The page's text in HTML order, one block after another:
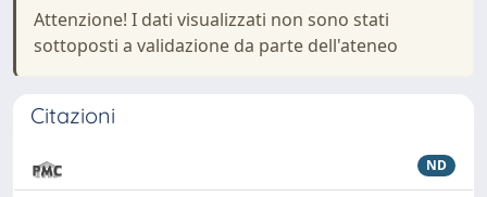
Attenzione! I dati visualizzati non sono stati
sottoposti a validazione da parte dell'ateneo
Citazioni
ND